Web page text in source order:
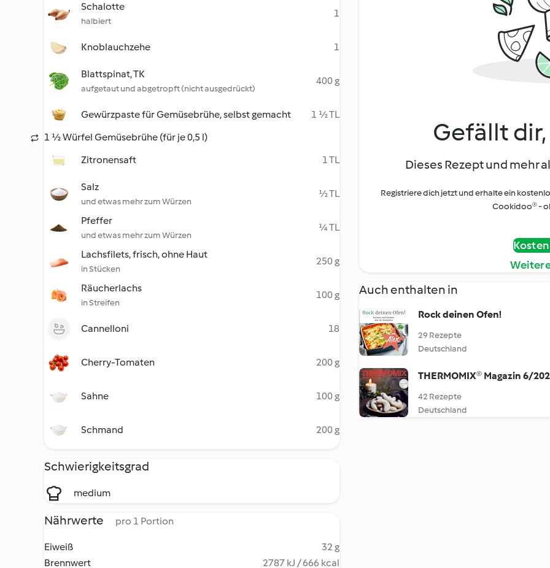
Schalotte
halbiert
1
Knoblauchzehe 1
Blattspinat, TK
aufgetaut und abgetropft (nicht ausgedrückt)
400 g
Gewürzpaste für Gemüsebrühe, selbst gemacht
1 ½ TL
1 ½ Würfel Gemüsebrühe (für je 0,5 l)
Zitronensaft
1 TL
Salz
und etwas mehr zum Würzen
½ TL
Pfeffer
und etwas mehr zum Würzen
¼ TL
Lachsfilets, frisch, ohne Haut
in Stücken
250 g
Räucherlachs
in Streifen
100 g
Cannelloni 18
Cherry-Tomaten 200 g
Sahne 100 g
Schmand 200 g
Schwierigkeitsgrad
medium
Nährwerte pro 1 Portion
Eiweiß
32 g
Brennwert
2787 kJ / 666 kcal
Gefällt
Dieses Rezept und mehr
Registriere dich jetzt und erhalte ein
Cookidoo® -
Auch enthalten in
Rock deinen Ofen!
29 Rezepte
Deutschland
THERMOMIX® Magazin 6/
42 Rezepte
Deutschland